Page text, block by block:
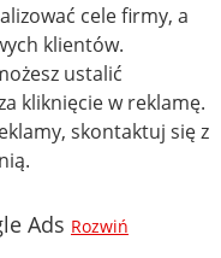
cele firmy, a
klientów.
ustalić
kliknięcie w reklamę.
skontaktuj się z
Ads Rozwiń